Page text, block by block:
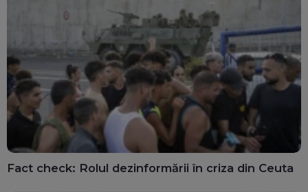
Fact check: Rolul dezinformării în criza din Ceuta